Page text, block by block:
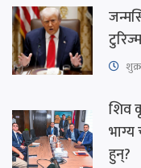
शिव
भाग्य
हुन्?